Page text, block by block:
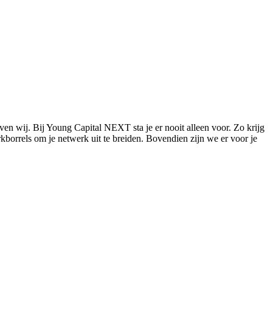
wij. Bij Young Capital NEXT sta je er nooit alleen voor. Zo krijg
om je netwerk uit te breiden. Bovendien zijn we er voor je